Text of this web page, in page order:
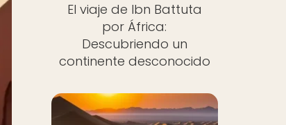
El viaje de Ibn Battuta
por África:
Descubriendo un
continente desconocido